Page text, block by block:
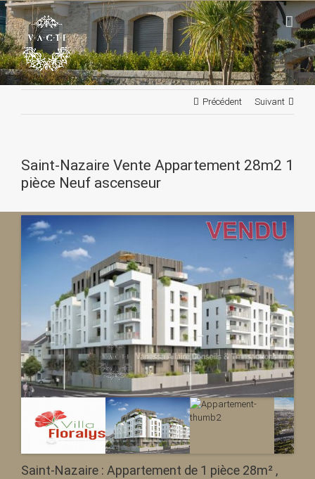
Passer
au
contenu
Précédent Suivant
Saint-Nazaire Vente Appartement 28m2 1
pièce Neuf ascenseur
Saint-Nazaire : Appartement de 1 pièce 28m² ,